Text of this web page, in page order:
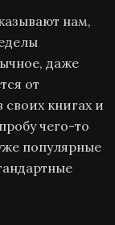
нам,
даже
от
книгах и
чего-то
популярные